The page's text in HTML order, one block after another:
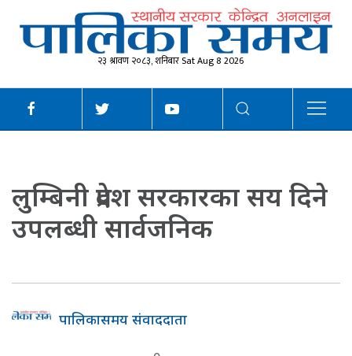
२३ श्रावण २०८३, शनिबार Sat Aug 8 2026
लुम्बिनी प्रदेश सरकारका सय दिने
उपलब्धी सार्वजनिक
पालिकासमय संवाददाता